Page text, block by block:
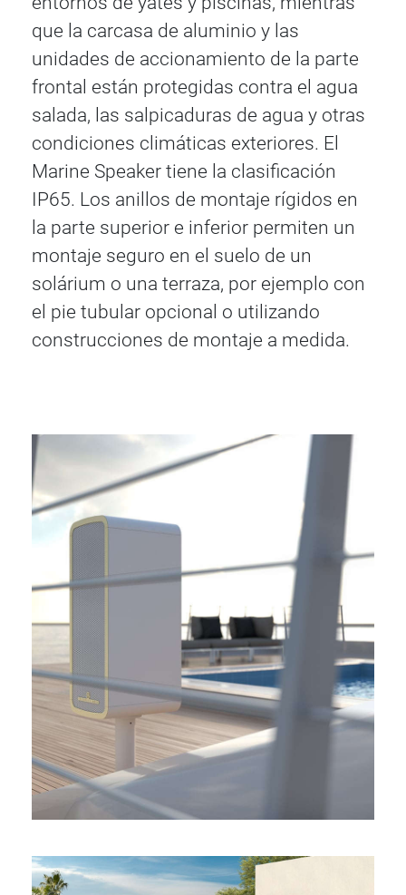
que la carcasa de aluminio y las
unidades de accionamiento de la parte
frontal están protegidas contra el agua
salada, las salpicaduras de agua y otras
condiciones climáticas exteriores. El
Marine Speaker tiene la clasificación
IP65. Los anillos de montaje rígidos en
la parte superior e inferior permiten un
montaje seguro en el suelo de un
solárium o una terraza, por ejemplo con
el pie tubular opcional o utilizando
construcciones de montaje a medida.